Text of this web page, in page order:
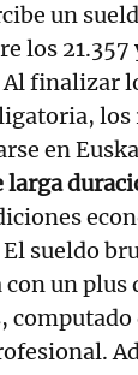
un
los 21.357
finalizar
los
en
larga
sueldo
un plus